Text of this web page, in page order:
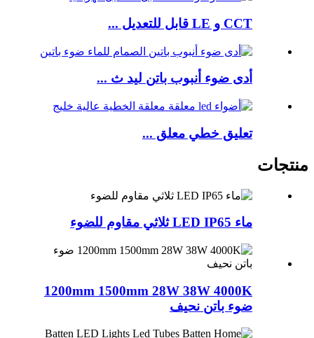
CCT و LE قابل للتعديل ...
أدى ضوء أنبوب باتن ليد ث ...
تعليق خطي معلق ...
منتجات
ماء LED IP65 ثلاثي مقاوم للضوء
1200mm 1500mm 28W 38W 4000K
ضوء باتن نحيف